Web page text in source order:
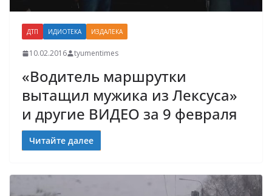
ДТП ИДИОТЕКА ИЗДАЛЕКА
10.02.2016 tyumentimes
«Водитель маршрутки
вытащил мужика из Лексуса»
и другие ВИДЕО за 9 февраля
Читайте далее